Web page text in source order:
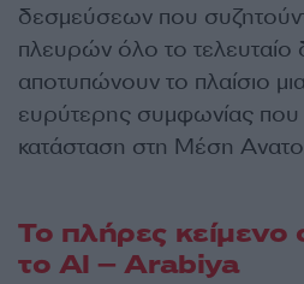
δεσμεύσεων που
πλευρών όλο το τελευταίο
αποτυπώνουν το πλαίσιο
ευρύτερης συμφωνίας που
κατάσταση στη Μέση
Το πλήρες
το Al – Arabiya